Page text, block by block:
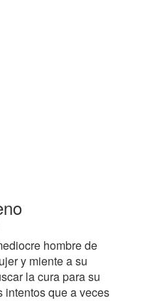
hombre de
y miente a su
la cura para su
intentos que a veces